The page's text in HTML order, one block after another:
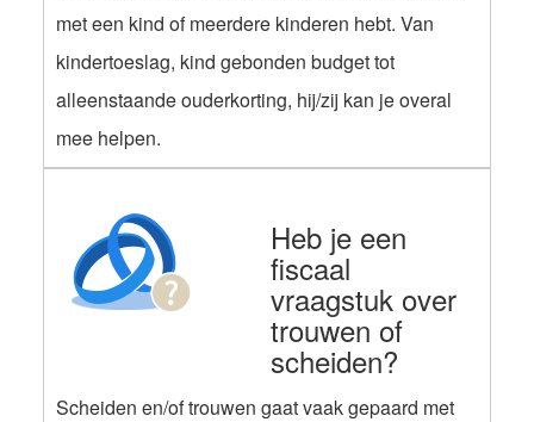
met een kind of meerdere kinderen hebt. Van
kindertoeslag, kind gebonden budget tot
alleenstaande ouderkorting, hij/zij kan je overal
mee helpen.
Heb je een
fiscaal
vraagstuk over
trouwen of
scheiden?
Scheiden en/of trouwen gaat vaak gepaard met